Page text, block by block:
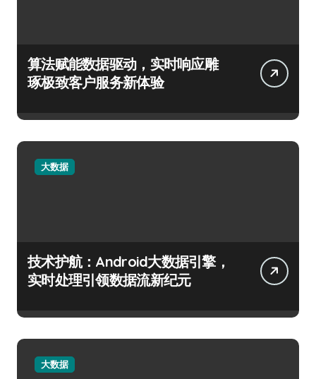
算法赋能数据驱动，实时响应雕
琢极致客户服务新体验
大数据
技术护航：Android大数据引擎，
实时处理引领数据流新纪元
大数据